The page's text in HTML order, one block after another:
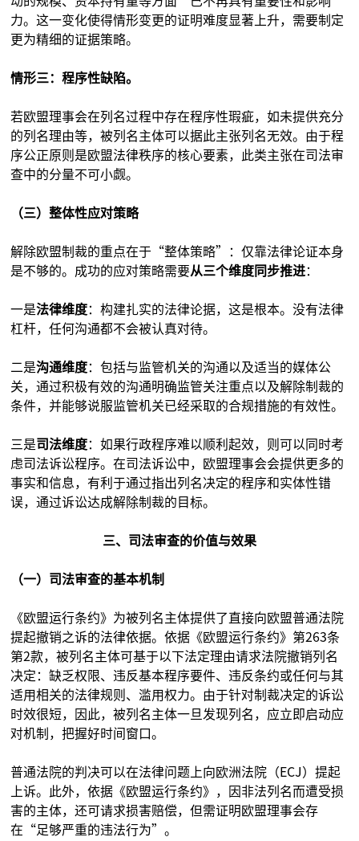
力。这一变化使得情形变更的证明难度显著上升，需要制定
更为精细的证据策略。
情形三：程序性缺陷。
若欧盟理事会在列名过程中存在程序性瑕疵，如未提供充分
的列名理由等，被列名主体可以据此主张列名无效。由于程
序公正原则是欧盟法律秩序的核心要素，此类主张在司法审
查中的分量不可小觑。
（三）整体性应对策略
解除欧盟制裁的重点在于“整体策略”：仅靠法律论证本身
是不够的。成功的应对策略需要从三个维度同步推进：
一是法律维度：构建扎实的法律论据，这是根本。没有法律
杠杆，任何沟通都不会被认真对待。
二是沟通维度：包括与监管机关的沟通以及适当的媒体公
关，通过积极有效的沟通明确监管关注重点以及解除制裁的
条件，并能够说服监管机关已经采取的合规措施的有效性。
三是司法维度：如果行政程序难以顺利起效，则可以同时考
虑司法诉讼程序。在司法诉讼中，欧盟理事会会提供更多的
事实和信息，有利于通过指出列名决定的程序和实体性错
误，通过诉讼达成解除制裁的目标。
三、司法审查的价值与效果
（一）司法审查的基本机制
《欧盟运行条约》为被列名主体提供了直接向欧盟普通法院
提起撤销之诉的法律依据。依据《欧盟运行条约》第263条
第2款，被列名主体可基于以下法定理由请求法院撤销列名
决定：缺乏权限、违反基本程序要件、违反条约或任何与其
适用相关的法律规则、滥用权力。由于针对制裁决定的诉讼
时效很短，因此，被列名主体一旦发现列名，应立即启动应
对机制，把握好时间窗口。
普通法院的判决可以在法律问题上向欧洲法院（ECJ）提起
上诉。此外，依据《欧盟运行条约》，因非法列名而遭受损
害的主体，还可请求损害赔偿，但需证明欧盟理事会存
在“足够严重的违法行为”。